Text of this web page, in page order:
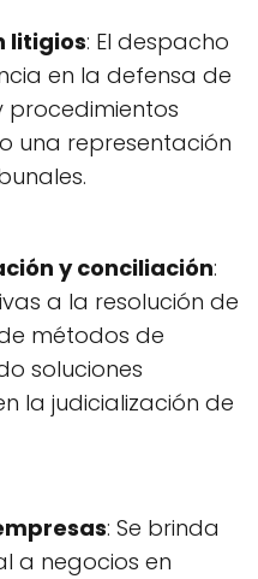
litigios: El despacho
en la defensa de
procedimientos
una representación
y conciliación:
a la resolución de
métodos de
soluciones
la judicialización de
: Se brinda
a negocios en